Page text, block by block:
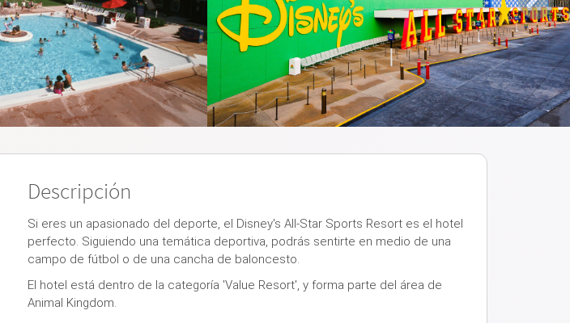
Descripción
Si eres un apasionado del deporte, el Disney's All-Star Sports Resort es el hotel
perfecto. Siguiendo una temática deportiva, podrás sentirte en medio de una
campo de fútbol o de una cancha de baloncesto.
El hotel está dentro de la categoría 'Value Resort', y forma parte del área de
Animal Kingdom.